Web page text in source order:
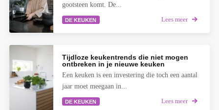
gootsteen komt. De...
DE KEUKEN Lees meer
Tijdloze keukentrends die niet mogen
ontbreken in je nieuwe keuken
Een keuken is een investering die toch een aantal
jaar moet meegaan in...
DE KEUKEN Lees meer